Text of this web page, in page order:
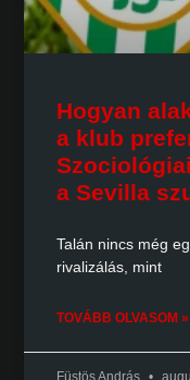
Hogyan
a klub
a Sevilla
Talán nincs még
rivalizálás, mint
TOVÁBB OLVASOM »
Füstös András